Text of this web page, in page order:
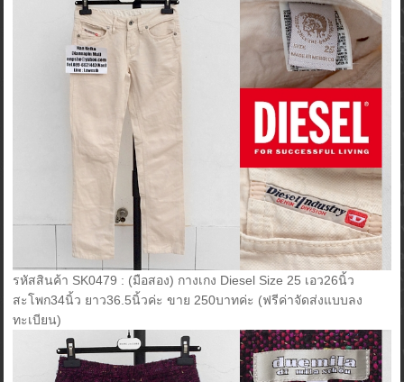
รหัสสินค้า SK0479 : (มือสอง) กางเกง Diesel Size 25 เอว26นิ้ว
สะโพก34นิ้ว ยาว36.5นิ้วค่ะ ขาย 250บาทค่ะ (ฟรีค่าจัดส่งแบบลง
ทะเบียน)